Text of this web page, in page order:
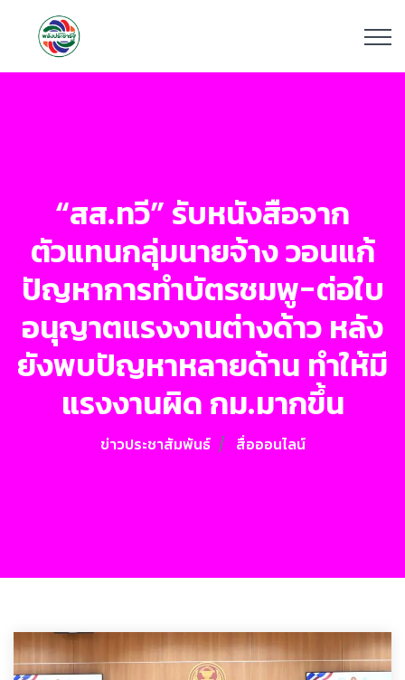
“สส.ทวี” รับหนังสือจาก
ตัวแทนกลุ่มนายจ้าง วอนแก้
ปัญหาการทำบัตรชมพู-ต่อใบ
อนุญาตแรงงานต่างด้าว หลัง
ยังพบปัญหาหลายด้าน ทำให้มี
แรงงานผิด กม.มากขึ้น
ข่าวประชาสัมพันธ์ สื่อออนไลน์